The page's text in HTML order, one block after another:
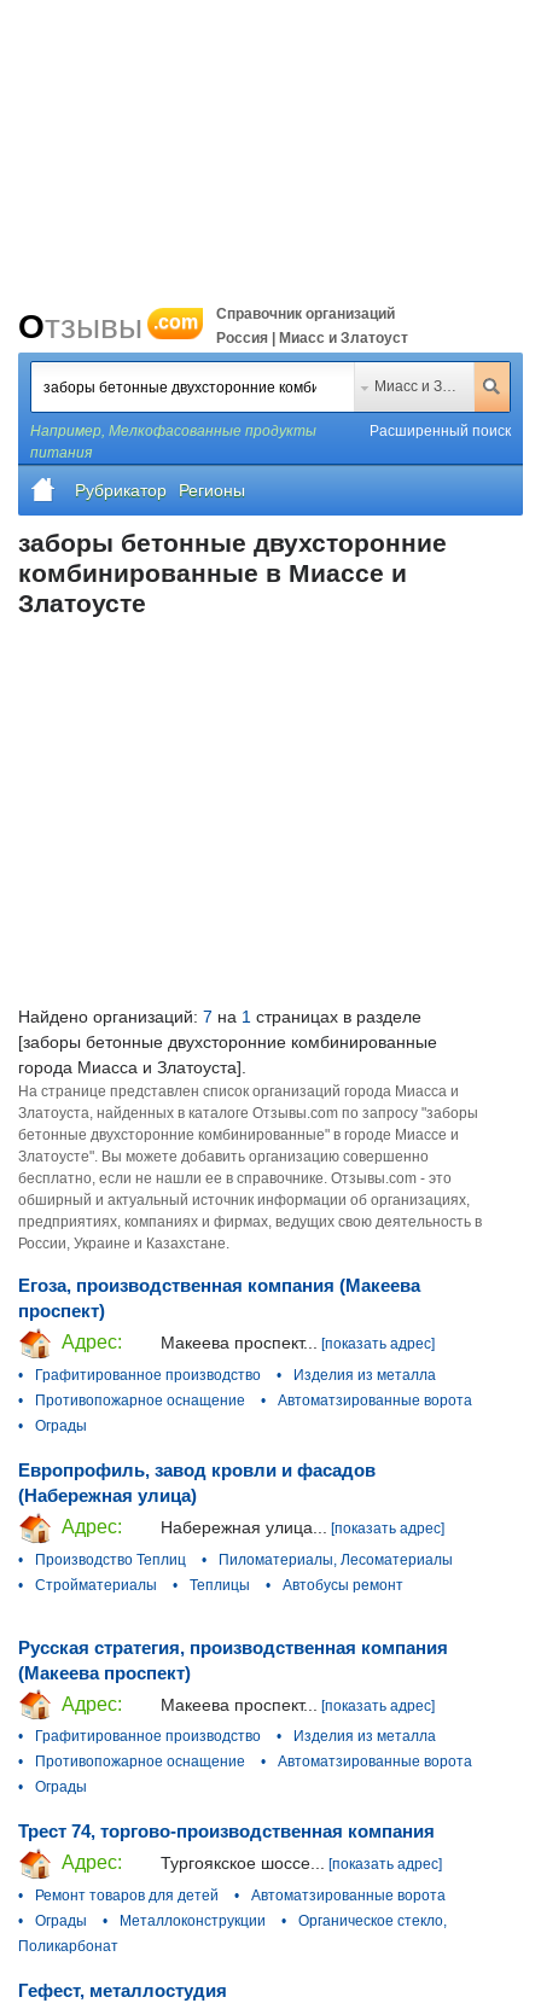
Отзывы .com
Справочник организаций
Россия | Миасс и Златоуст
Миасс и Златоуст
Например, Мелкофасованные продукты
питания
Расширенный поиск
Рубрикатор Регионы
заборы бетонные двухсторонние
комбинированные в Миассе и
Златоусте
Найдено организаций: 7 на 1 страницах в разделе
[заборы бетонные двухсторонние комбинированные
города Миасса и Златоуста].
На странице представлен список организаций города Миасса и
Златоуста, найденных в каталоге Отзывы.com по запросу "заборы
бетонные двухсторонние комбинированные" в городе Миассе и
Златоусте". Вы можете добавить организацию совершенно
бесплатно, если не нашли ее в справочнике. Отзывы.com - это
обширный и актуальный источник информации об организациях,
предприятиях, компаниях и фирмах, ведущих свою деятельность в
России, Украине и Казахстане.
Егоза, производственная компания (Макеева
проспект)
Адрес:
Макеева проспект...
[показать адрес]
•
Графитированное производство •
Изделия из металла
•
Противопожарное оснащение •
Автоматзированные ворота
•
Ограды
Европрофиль, завод кровли и фасадов
(Набережная улица)
Адрес:
Набережная улица...
[показать адрес]
•
Производство Теплиц •
Пиломатериалы, Лесоматериалы
•
Стройматериалы • Теплицы • Автобусы ремонт
Русская стратегия, производственная компания
(Макеева проспект)
Адрес:
Макеева проспект...
[показать адрес]
•
Графитированное производство •
Изделия из металла
•
Противопожарное оснащение •
Автоматзированные ворота
•
Ограды
Трест 74, торгово-производственная компания
Адрес:
Тургоякское шоссе... [показать адрес]
•
Ремонт товаров для детей •
Автоматзированные ворота
•
Ограды • Металлоконструкции •
Органическое стекло,
Поликарбонат
Гефест, металлостудия